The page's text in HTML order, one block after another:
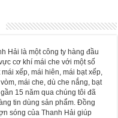
Hải là một công ty hàng đầu
cơ khí mái che với một số
xếp, mái hiên, mái bạt xếp,
mái che, dù che nắng, bạt
15 năm qua chúng tôi đã
tin dùng sản phẩm. Đồng
sóng của Thanh Hải giúp